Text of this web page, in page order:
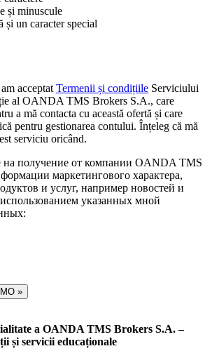
și minuscule
și un caracter special
acceptat Termenii și condițiile Serviciului
al OANDA TMS Brokers S.A., care
a mă contacta cu această ofertă și care
pentru gestionarea contului. Înțeleg că mă
serviciu oricând.
на получение от компании OANDA TMS
маркетингового характера,
и услуг, например новостей и
указанных мной
»
a OANDA TMS Brokers S.A. –
și servicii educaționale